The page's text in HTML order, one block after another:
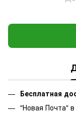
Бесплатная
"Новая Почта"